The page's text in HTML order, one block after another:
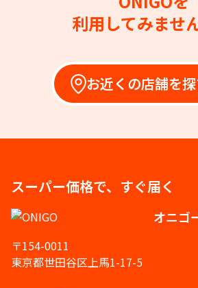
利用してみませ
お近くの店舗を
スーパー価格で、すぐ届く
オニゴ
〒154-0011
東京都世田谷区上馬1-17-5